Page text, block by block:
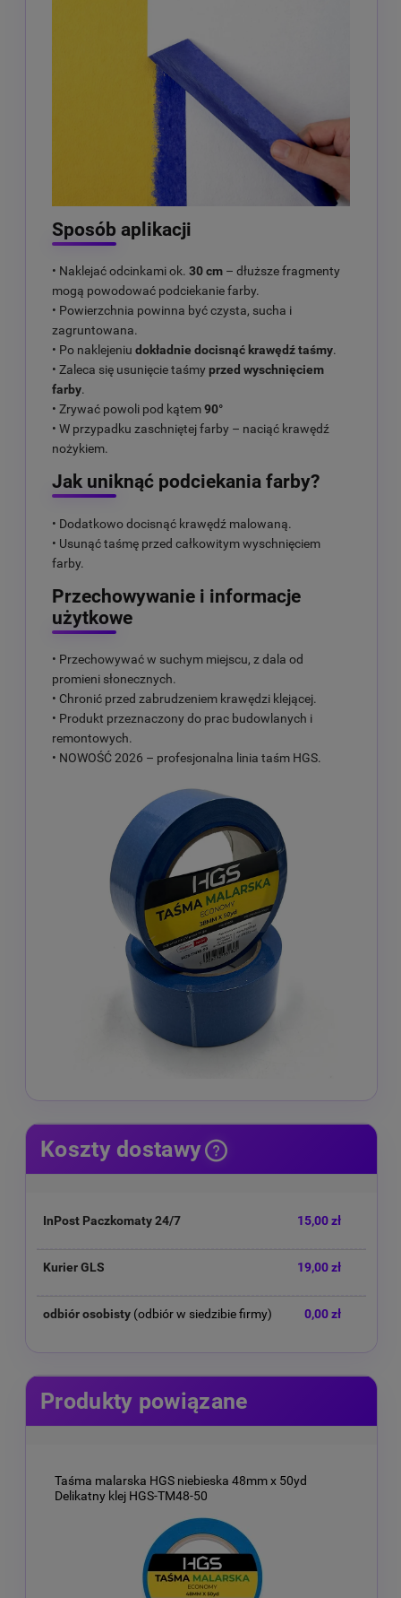
Sposób aplikacji
• Naklejać odcinkami ok.30 cm – dłuższe fragmenty
mogą powodować podciekanie farby.
• Powierzchnia powinna być czysta, sucha i
zagruntowana.
• Po naklejeniudokładnie docisnąć krawędź taśmy.
• Zaleca się usunięcie taśmyprzed wyschnięciem
farby.
• Zrywać powoli pod kątem90°
• W przypadku zaschniętej farby – naciąć krawędź
nożykiem.
Jak uniknąć podciekania farby?
• Dodatkowo docisnąć krawędź malowaną.
• Usunąć taśmę przed całkowitym wyschnięciem
farby.
Przechowywanie i informacje
użytkowe
• Przechowywać w suchym miejscu, z dala od
promieni słonecznych.
• Chronić przed zabrudzeniem krawędzi klejącej.
• Produkt przeznaczony do prac budowlanych i
remontowych.
• NOWOŚĆ 2026 – profesjonalna linia taśm HGS.
Koszty dostawy
Cena nie zawiera ewentualnych kosztów płatności
InPost Paczkomaty 24/7 15,00 zł
Kurier GLS 19,00 zł
odbiór osobisty (odbiór w siedzibie firmy) 0,00 zł
Produkty powiązane
Taśma malarska HGS niebieska 48mm x 50yd
Delikatny klej HGS-TM48-50